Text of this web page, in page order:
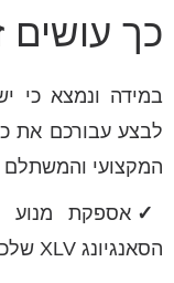
כך עושים
במידה ונמצא כי
לבצע עבורכם את
המקצועי והמשתלם
✓ אספקת מנוע
הסאנגיונג XLV שלכם